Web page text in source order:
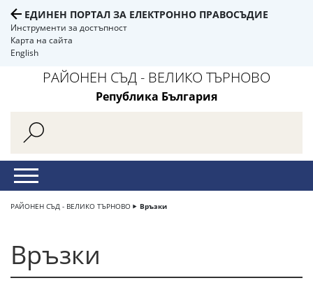
ЕДИНЕН ПОРТАЛ ЗА ЕЛЕКТРОННО ПРАВОСЪДИЕ
Инструменти за достъпност
Карта на сайта
English
РАЙОНЕН СЪД - ВЕЛИКО ТЪРНОВО
Република България
РАЙОНЕН СЪД - ВЕЛИКО ТЪРНОВО Връзки
Връзки